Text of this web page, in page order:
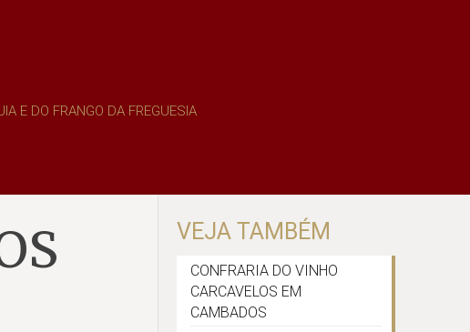
E DO FRANGO DA FREGUESIA
VEJA TAMBÉM
CONFRARIA DO VINHO
CARCAVELOS EM
CAMBADOS